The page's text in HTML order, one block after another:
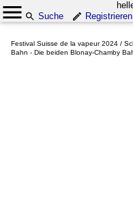
Suche
Registrieren
Festival Suisse de la vapeur 2024 /
Bahn - Die beiden Blonay-Chamby